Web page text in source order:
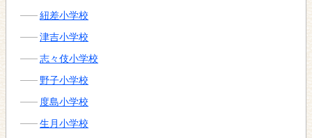
紐差小学校
津吉小学校
志々伎小学校
野子小学校
度島小学校
生月小学校